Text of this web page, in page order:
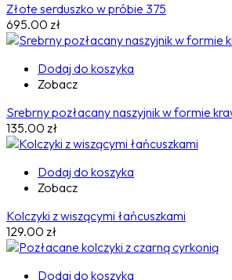
Złote serduszko w próbie 375
695.00 zł
Dodaj do koszyka
Zobacz
Srebrny pozłacany naszyjnik w formie
135.00 zł
Dodaj do koszyka
Zobacz
Kolczyki z wiszącymi łańcuszkami
129.00 zł
Dodaj do koszyka